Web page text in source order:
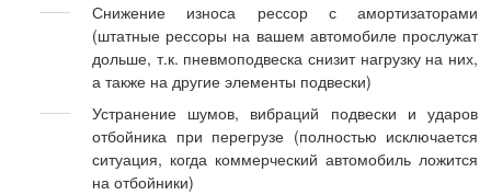
Снижение износа рессор с амортизаторами
(штатные рессоры на вашем автомобиле прослужат
дольше, т.к. пневмоподвеска снизит нагрузку на них,
а также на другие элементы подвески)
Устранение шумов, вибраций подвески и ударов
отбойника при перегрузе (полностью исключается
ситуация, когда коммерческий автомобиль ложится
на отбойники)